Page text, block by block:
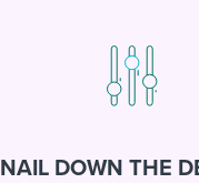
NAIL DOWN THE